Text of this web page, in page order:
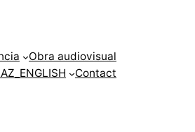
Obra audiovisual
_ENGLISH Contact